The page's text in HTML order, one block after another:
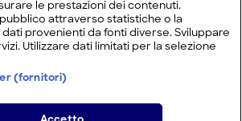
le prestazioni dei contenuti.
attraverso statistiche o la
provenienti da fonti diverse. Sviluppare
Utilizzare dati limitati per la selezione
(fornitori)